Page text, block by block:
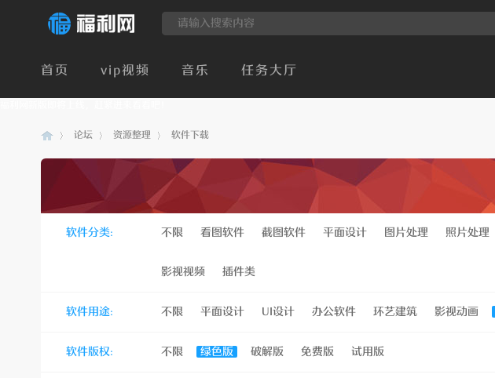
首页 vip视频 音乐 任务大厅
论坛
›
资源整理 软件下载
软件分类: 不限 看图软件 截图软件 平面设计 图片处理 照片处理
影视视频 插件类
软件用途: 不限 平面设计 UI设计 办公软件 环艺建筑 影视动画
软件版权: 不限 绿色版 破解版 免费版 试用版